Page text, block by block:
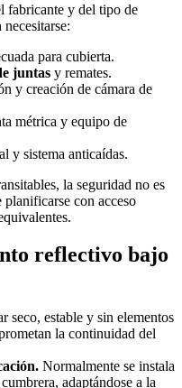
fabricante y del tipo de
para cubierta.
juntas y remates.
y creación de cámara de
métrica y equipo de
y sistema anticaídas.
la seguridad no es
con acceso
reflectivo bajo
seco, estable y sin elementos
la continuidad del
Normalmente se instala
adaptándose a la